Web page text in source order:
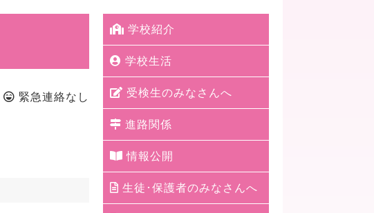
緊急連絡なし
学校紹介
学校生活
受検生のみなさんへ
進路関係
情報公開
生徒･保護者のみなさんへ